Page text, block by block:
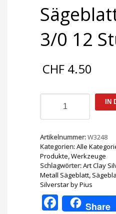
3/0 12
CHF 4.50
Stück
Menge
IN
Artikelnummer:W3248
Kategorien:Alle
Produkte,Werkzeuge
Schlagwörter:Art Clay
Metall Sägeblatt,
Silverstar by Pius
Share